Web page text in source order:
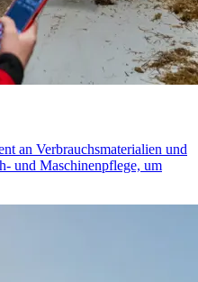
an Verbrauchsmaterialien und
und Maschinenpflege, um